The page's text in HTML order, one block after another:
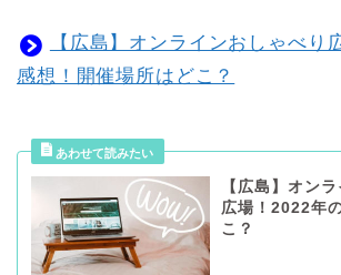
【広島】オンラインおしゃべり
感想！開催場所はどこ？
【広島】オン
広場！2022年
こ？